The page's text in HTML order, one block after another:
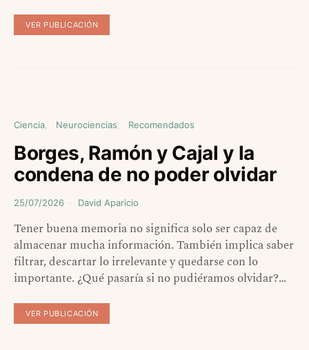
VER PUBLICACIÓN
Ciencia Neurociencias Recomendados
Borges, Ramón y Cajal y la
condena de no poder olvidar
25/07/2026 David Aparicio
Tener buena memoria no significa solo ser capaz de
almacenar mucha información. También implica saber
filtrar, descartar lo irrelevante y quedarse con lo
importante. ¿Qué pasaría si no pudiéramos olvidar?…
VER PUBLICACIÓN